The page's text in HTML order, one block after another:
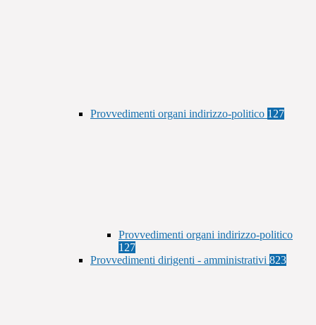
Provvedimenti organi indirizzo-politico 127
Provvedimenti organi indirizzo-politico
127
Provvedimenti dirigenti - amministrativi 823